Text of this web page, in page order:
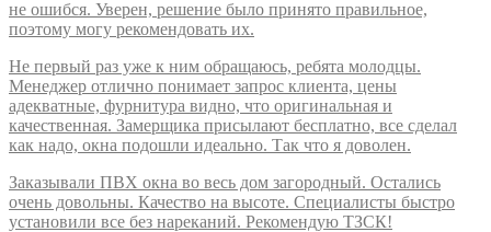
не ошибся. Уверен, решение было принято правильное,
поэтому могу рекомендовать их.
Не первый раз уже к ним обращаюсь, ребята молодцы.
Менеджер отлично понимает запрос клиента, цены
адекватные, фурнитура видно, что оригинальная и
качественная. Замерщика присылают бесплатно, все сделал
как надо, окна подошли идеально. Так что я доволен.
Заказывали ПВХ окна во весь дом загородный. Остались
очень довольны. Качество на высоте. Специалисты быстро
установили все без нареканий. Рекомендую ТЗСК!